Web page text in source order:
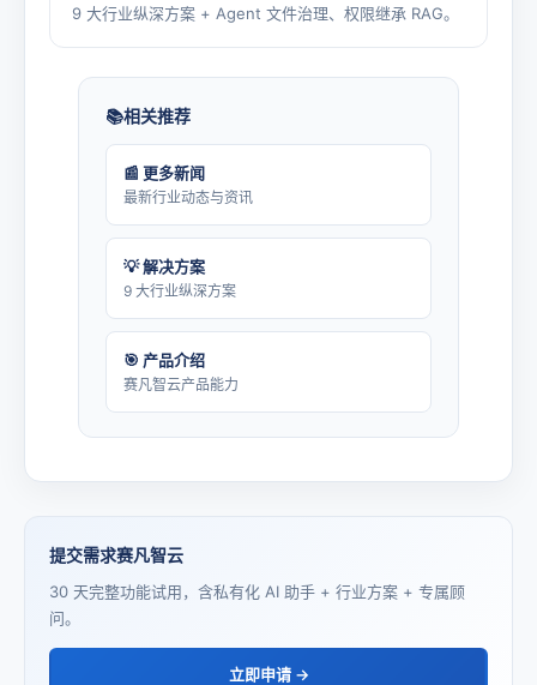
9 大行业纵深方案 + Agent 文件治理、权限继承 RAG。
相关推荐
📰 更多新闻
最新行业动态与资讯
💡 解决方案
9 大行业纵深方案
🎯 产品介绍
赛凡智云产品能力
提交需求赛凡智云
30 天完整功能试用，含私有化 AI 助手 + 行业方案 + 专属顾
问。
立即申请 →